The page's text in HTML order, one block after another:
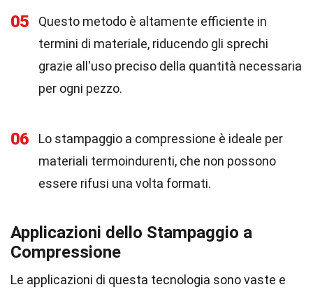
05
Questo metodo è altamente efficiente in
termini di materiale, riducendo gli sprechi
grazie all'uso preciso della quantità necessaria
per ogni pezzo.
06
Lo stampaggio a compressione è ideale per
materiali termoindurenti, che non possono
essere rifusi una volta formati.
Applicazioni dello Stampaggio a
Compressione
Le applicazioni di questa tecnologia sono vaste e